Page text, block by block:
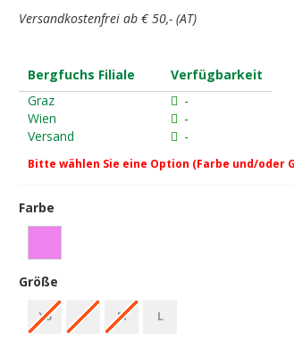
Versandkostenfrei ab € 50,- (AT)
Bergfuchs Filiale
Verfügbarkeit
Graz
-
Wien
-
Versand
-
Bitte wählen Sie eine Option (Farbe und/oder
Farbe
Größe
XS S M L